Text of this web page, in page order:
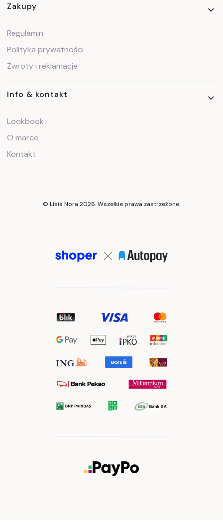
Zakupy
Regulamin
Polityka prywatności
Zwroty i reklamacje
Info & kontakt
Lookbook
O marce
Kontakt
© Lisia Nora 2026. Wszelkie prawa zastrzeżone.